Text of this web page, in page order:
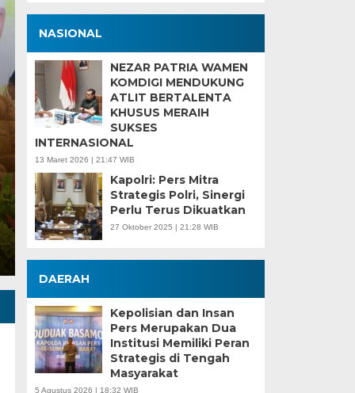
Wagub Mawardi
Pandangan Umum
Terkait Pembahasan
Pemprov Sumsel
Selasa, 14 Feb 2023 - 06:16 WIB
TRANSPARANMERDEKA.COM, PALEMBANG –
didampingi Sekda SA Supriono menyimak
NASIONAL
NEZAR PATRIA WAMEN
KOMDIGI MENDUKUNG
ATLIT BERTALENTA
KHUSUS MERAIH
SUKSES
INTERNASIONAL
13 Maret 2026 | 21:47 WIB
Kapolri: Pers Mitra
Strategis Polri, Sinergi
Perlu Terus Dikuatkan
27 Oktober 2025 | 21:28 WIB
DAERAH
Kepolisian dan Insan
Pers Merupakan Dua
Institusi Memiliki Peran
Strategis di Tengah
Masyarakat
5 Agustus 2026 | 18:32 WIB